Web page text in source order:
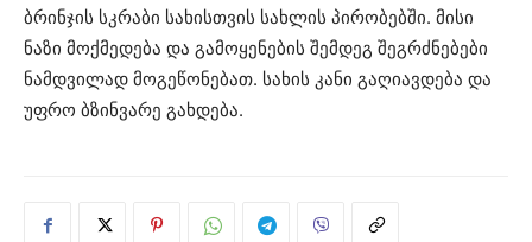
ბრინჯის სკრაბი სახისთვის სახლის პირობებში. მისი
ნაზი მოქმედება და გამოყენების შემდეგ შეგრძნებები
ნამდვილად მოგეწონებათ. სახის კანი გაღიავდება და
უფრო ბზინვარე გახდება.